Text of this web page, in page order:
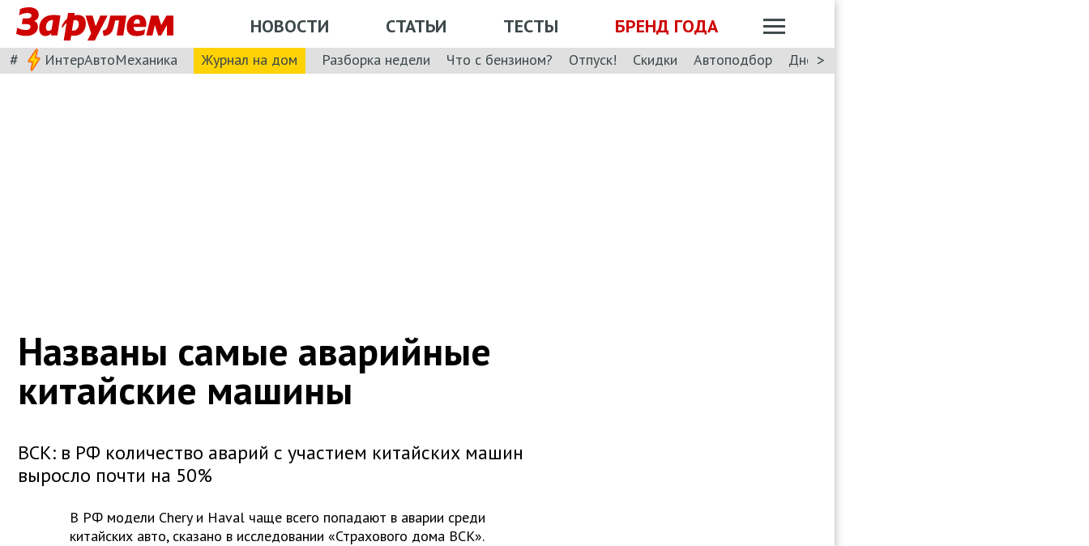
НОВОСТИ СТАТЬИ ТЕСТЫ БРЕНД ГОДА
# ИнтерАвтоМеханика Журнал на дом Разборка недели Что с бензином? Отпуск! Скидки Автоподбор Дневник: Лада Искра
>
Названы самые аварийные
китайские машины
ВСК: в РФ количество аварий с участием китайских машин
выросло почти на 50%
В РФ модели Chery и Haval чаще всего попадают в аварии среди
китайских авто, сказано в исследовании «Страхового дома ВСК».